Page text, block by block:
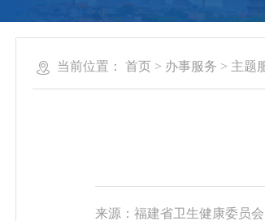
当前位置： 首页 > 办事服务 > 主题
来源：福建省卫生健康委员会